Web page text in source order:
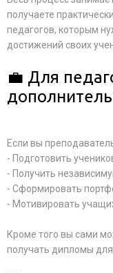
получаете
педагогов, которым
достижений своих
💼 Для
Если вы
- Подготовить
- Получить
- Сформировать
- Мотивировать
Кроме того вы сами
получать дипломы